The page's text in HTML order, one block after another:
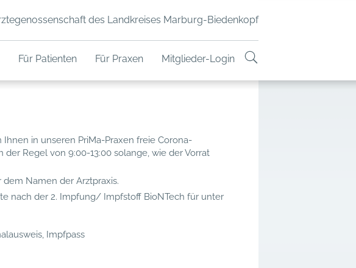
des Landkreises Marburg-Biedenkopf
Für Patienten Für Praxen Mitglieder-Login
in unseren PriMa-Praxen freie Corona-
Regel von 9:00-13:00 solange, wie der Vorrat
Namen der Arztpraxis.
nach der 2. Impfung/ Impfstoff BioNTech für unter
Impfpass